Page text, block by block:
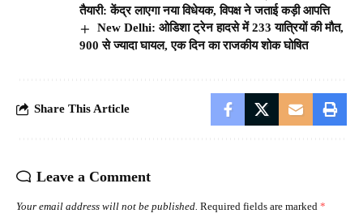
तैयारी: केंद्र लाएगा नया विधेयक, विपक्ष ने जताई कड़ी आपत्ति
New Delhi: ओडिशा ट्रेन हादसे में 233 यात्रियों की मौत,
900 से ज्यादा घायल, एक दिन का राजकीय शोक घोषित
Share This Article
Leave a Comment
Your email address will not be published. Required fields are marked *